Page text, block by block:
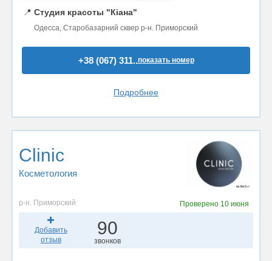
📍 Студия красоты "Кіана"
Одесса, Старобазарний сквер р-н. Приморский
+38 (067) 311..показать номер
Подробнее
Clinic
Косметология
р-н. Приморский Проверено 10 июня
Добавить
отзыв
90
звонков